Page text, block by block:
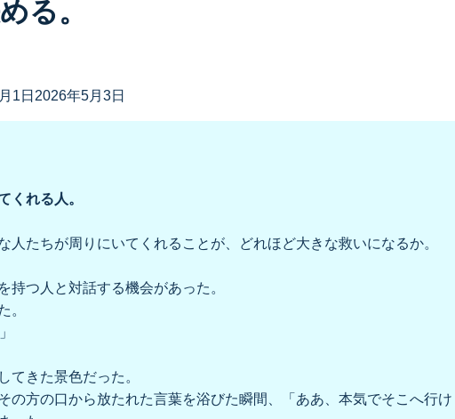
る。
1日 2026年5月3日
くれる人。
人たちが周りにいてくれることが、どれほど大きな救いになるか。
持つ人と対話する機会があった。
。
てきた景色だった。
の方の口から放たれた言葉を浴びた瞬間、「ああ、本気でそこへ行け